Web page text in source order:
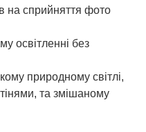
на сприйняття фото
освітленні без
природному світлі,
та змішаному